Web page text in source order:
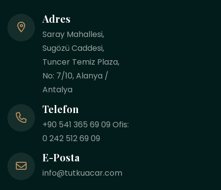
Adres
Saray Mahallesi,
Sugözü Caddesi,
Tuncer Temiz Plaza,
No: 7/10, Alanya /
Antalya
Telefon
+90 541 365 69 09 Ofis:
0 242 512 69 09
E-Posta
info@tutkuacar.com